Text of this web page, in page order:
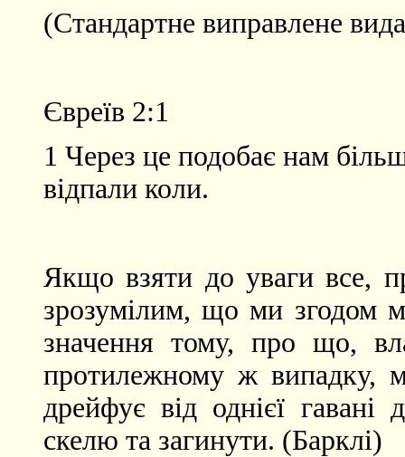
(Стандартне виправлене
Євреїв 2:1
1 Через це подобає нам
відпали коли.
Якщо взяти до уваги все,
зрозумілим, що ми згодом
значення тому, про що,
протилежному ж випадку,
дрейфує від однієї
скелю та загинути. (Барклі)